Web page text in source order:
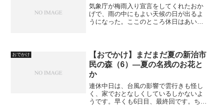
気象庁が梅雨入り宣言をしてくれたおか
げで、雨の中にもよい天候の日が出るよ
うになった。ここのところ休日はあいに
ば、私の好きな場所である神...
おでかけ
【おでかけ】まだまだ夏の新治市
民の森（6）—夏の名残のお花と
か
連休中日は、台風の影響で雲行きも怪し
く、家でおとなしくしているしかないよ
うです。早くも6日目、最終回です。ちっ